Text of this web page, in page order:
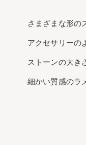
さまざまな形の
アクセサリーの
ストーンの大き
細かい質感のラ